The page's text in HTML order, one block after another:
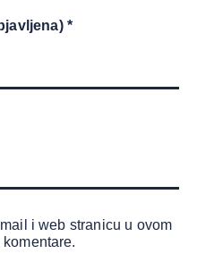
*
i web stranicu u ovom